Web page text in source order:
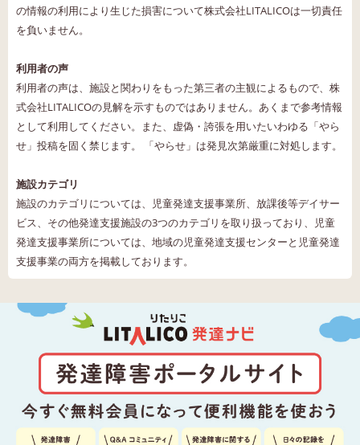
の情報の利用により生じた損害について株式会社LITALICOは一切責任
を負いません。
利用者の声
利用者の声は、施設と関わりをもった第三者の主観によるもので、株
式会社LITALICOの見解を示すものではありません。あくまで参考情報
として利用してください。また、虚偽・誇張を用いたいわゆる「やら
せ」投稿を固く禁じます。 「やらせ」は発見次第厳重に対処します。
施設カテゴリ
施設のカテゴリについては、児童発達支援事業所、放課後等デイサー
ビス、その他発達支援施設の3つのカテゴリを取り扱っており、児童
発達支援事業所については、地域の児童発達支援センターと児童発達
支援事業の両方を掲載しております。